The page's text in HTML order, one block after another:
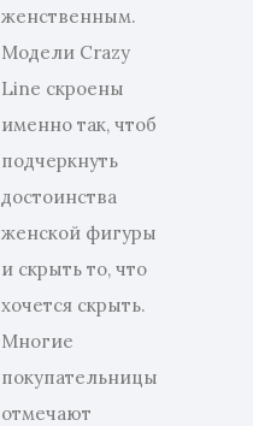
женственным.
Модели Crazy
Line скроены
именно так, чтоб
подчеркнуть
достоинства
женской фигуры
и скрыть то, что
хочется скрыть.
Многие
покупательницы
отмечают